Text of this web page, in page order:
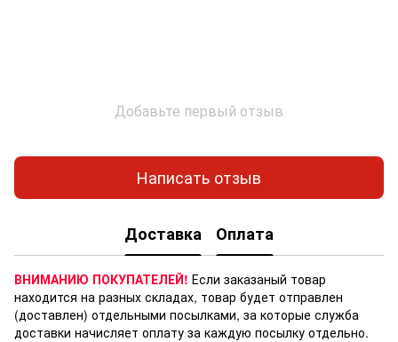
Добавьте первый отзыв
Написать отзыв
Доставка Оплата
ВНИМАНИЮ ПОКУПАТЕЛЕЙ! Если заказаный товар
находится на разных складах, товар будет отправлен
(доставлен) отдельными посылками, за которые служба
доставки начисляет оплату за каждую посылку отдельно.